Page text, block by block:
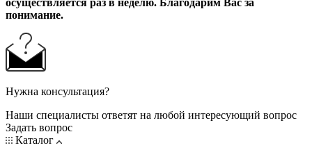
осуществляется раз в неделю. Благодарим Вас за
понимание.
Нужна консультация?
Наши специалисты ответят на любой интересующий вопрос
Задать вопрос
Каталог